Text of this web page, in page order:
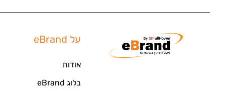
על eBrand
אודות
בלוג eBrand